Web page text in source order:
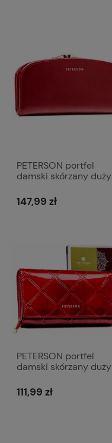
PETERSON portfel
damski skórzany duży
P172 czerwony
147,99 zł
PETERSON portfel
damski skórzany duży
suwakiem P243
czerwony
111,99 zł